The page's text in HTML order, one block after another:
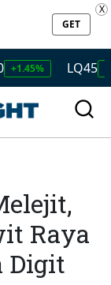
GET
X
LQ45 +1.50%
Raya
Digit